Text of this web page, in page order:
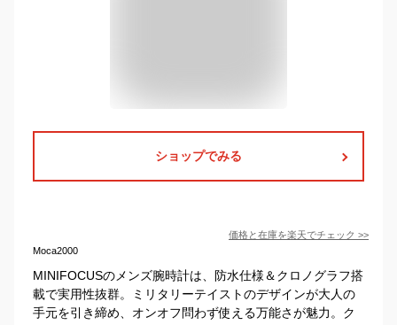
ショップでみる
価格と在庫を楽天でチェック >>
Moca2000
MINIFOCUSのメンズ腕時計は、防水仕様＆クロノグラフ搭
載で実用性抜群。ミリタリーテイストのデザインが大人の
手元を引き締め、オンオフ問わず使える万能さが魅力。ク